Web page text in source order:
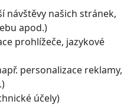
návštěvy našich stránek,
apod.)
prohlížeče, jazykové
personalizace reklamy,
účely)